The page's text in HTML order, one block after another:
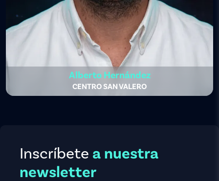
Alberto Hernández
CENTRO SAN VALERO
Inscríbete a nuestra
newsletter